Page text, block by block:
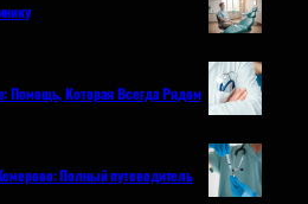
Помощь, Которая Всегда Рядом
Полный путеводитель